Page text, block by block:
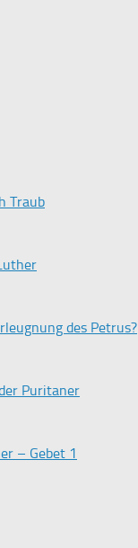
Traub
des Petrus?
Puritaner
– Gebet 1